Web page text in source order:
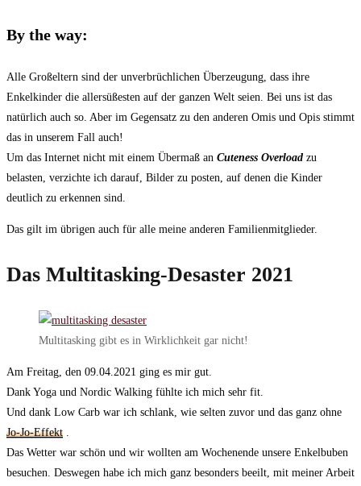
By the way:
Alle Großeltern sind der unverbrüchlichen Überzeugung, dass ihre
Enkelkinder die allersüßesten auf der ganzen Welt seien. Bei uns ist das
natürlich auch so. Aber im Gegensatz zu den anderen Omis und Opis stimmt
das in unserem Fall auch!
Um das Internet nicht mit einem Übermaß an Cuteness Overload zu
belasten, verzichte ich darauf, Bilder zu posten, auf denen die Kinder
deutlich zu erkennen sind.
Das gilt im übrigen auch für alle meine anderen Familienmitglieder.
Das Multitasking-Desaster 2021
Multitasking gibt es in Wirklichkeit gar nicht!
Am Freitag, den 09.04.2021 ging es mir gut.
Dank Yoga und Nordic Walking fühlte ich mich sehr fit.
Und dank Low Carb war ich schlank, wie selten zuvor und das ganz ohne
Jo-Jo-Effekt .
Das Wetter war schön und wir wollten am Wochenende unsere Enkelbuben
besuchen. Deswegen habe ich mich ganz besonders beeilt, mit meiner Arbeit